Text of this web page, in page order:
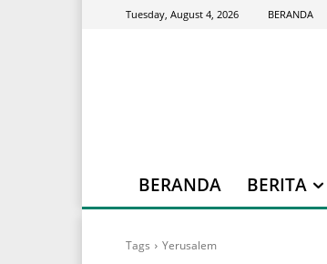
Tuesday, August 4, 2026 BERANDA
BERANDA BERITA
Tags Yerusalem